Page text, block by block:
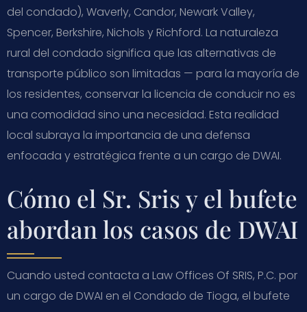
del condado), Waverly, Candor, Newark Valley,
Spencer, Berkshire, Nichols y Richford. La naturaleza
rural del condado significa que las alternativas de
transporte público son limitadas — para la mayoría de
los residentes, conservar la licencia de conducir no es
una comodidad sino una necesidad. Esta realidad
local subraya la importancia de una defensa
enfocada y estratégica frente a un cargo de DWAI.
Cómo el Sr. Sris y el bufete
abordan los casos de DWAI
Cuando usted contacta a Law Offices Of SRIS, P.C. por
un cargo de DWAI en el Condado de Tioga, el bufete